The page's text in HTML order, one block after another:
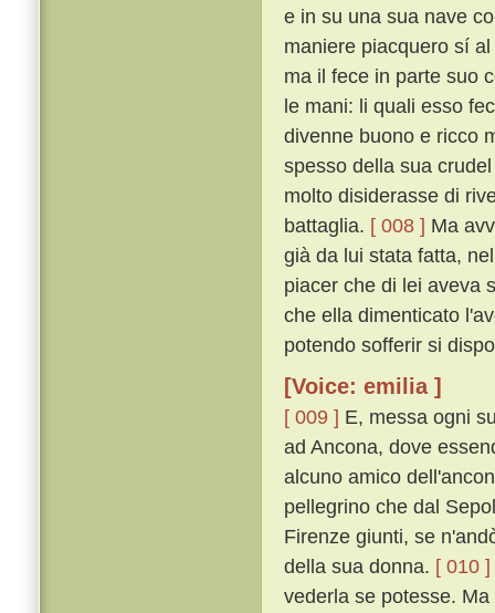
e in su una sua nave
maniere piacquero sí
ma il fece in parte suo
le mani: li quali esso
divenne buono e ricco
spesso della sua
molto disiderasse di
battaglia. [ 008 ] Ma
già da lui stata fatta,
piacer che di lei aveva
che ella dimenticato
potendo sofferir si
[Voice: emilia ]
[ 009 ] E, messa ogni
ad Ancona, dove
alcuno amico
pellegrino che dal
Firenze giunti, se
della sua donna. [ 010 ]
vederla se potesse.